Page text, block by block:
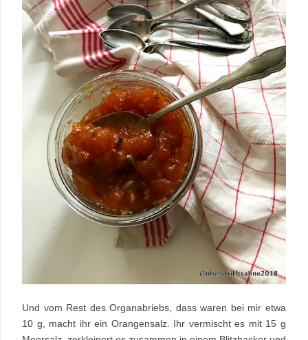
Und vom Rest des Organabriebs, dass waren bei mir etwa
10 g, macht ihr ein Orangensalz. Ihr vermischt es mit 15 g